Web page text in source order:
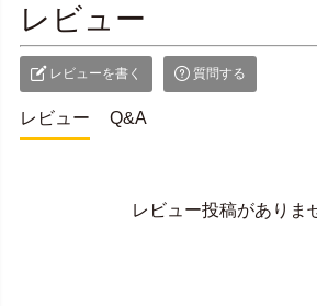
レビュー
レビューを書く 質問する
レビュー Q&A
レビュー投稿がありま